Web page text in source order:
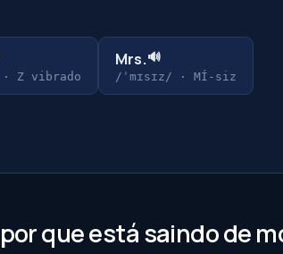
· Z vibrado
Mrs.🔊
/ˈmɪsɪz/ · MÍ-siz
que está saindo de